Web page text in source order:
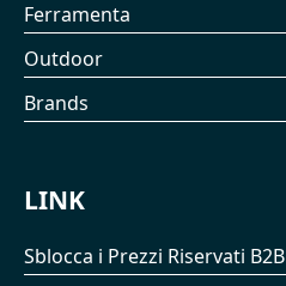
Ferramenta
Outdoor
Brands
LINK
Sblocca i Prezzi Riservati B2B